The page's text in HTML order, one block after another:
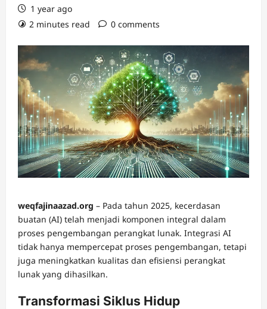
1 year ago
2 minutes read
0 comments
weqfajinaazad.org – Pada tahun 2025, kecerdasan
buatan (AI) telah menjadi komponen integral dalam
proses pengembangan perangkat lunak. Integrasi AI
tidak hanya mempercepat proses pengembangan, tetapi
juga meningkatkan kualitas dan efisiensi perangkat
lunak yang dihasilkan.
Transformasi Siklus Hidup